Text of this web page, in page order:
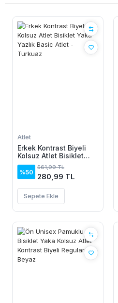
Atlet
Erkek Kontrast Biyeli
Kolsuz Atlet Bisiklet
Yaka Yazlık Basic Atlet
- Turkuaz
%50
561,99 TL
280,99 TL
Sepete Ekle